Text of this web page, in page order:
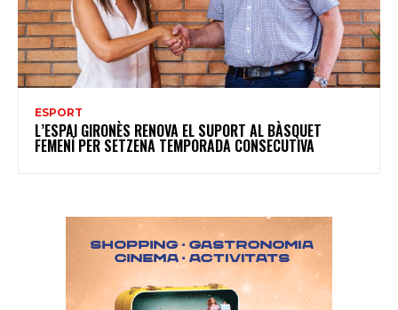
ESPORT
L’ESPAI GIRONÈS RENOVA EL SUPORT AL BÀSQUET
FEMENÍ PER SETZENA TEMPORADA CONSECUTIVA